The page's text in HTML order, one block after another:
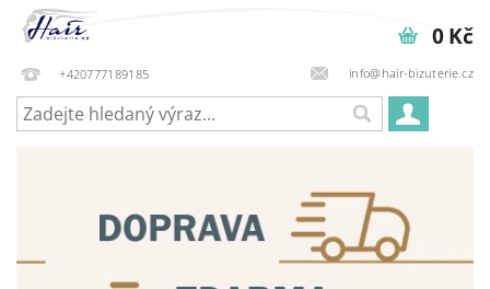
+420777189185 info@hair-bizuterie.cz
0 Kč